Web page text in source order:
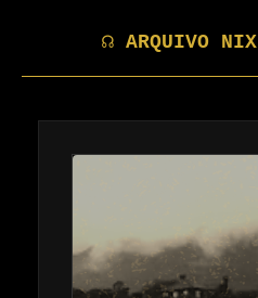
☊ ARQUIVO NIX